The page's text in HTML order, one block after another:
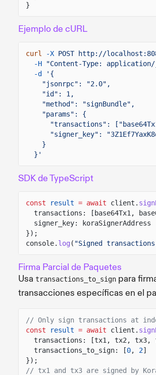
}
Ejemplo de cURL
curl -X POST http://
-H
"Content-Type:
-d
'{
"jsonrpc": "2.0",
"id": 1,
"method": "signBundle",
"params": {
"transactions":
"signer_key":
}
}'
SDK de TypeScript
const result = await client.
transactions: [base64Tx1,
signer_key: koraSignerAddress
});
console. log ( "Signed
Firma Parcial de Paquetes
Usa transactions_to_sign para
transacciones específicas en el
// Only sign transactions at
const
result = await client.
transactions: [tx1, tx2, tx3,
transactions_to_sign: [0, 2]
});
// tx1 and tx3 are signed by